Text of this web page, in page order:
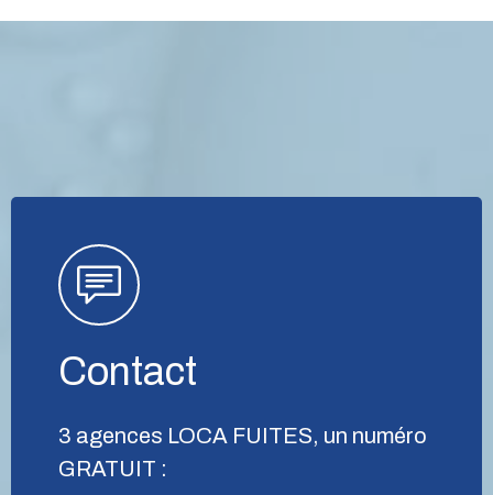
Contact
3 agences LOCA FUITES, un numéro
GRATUIT :